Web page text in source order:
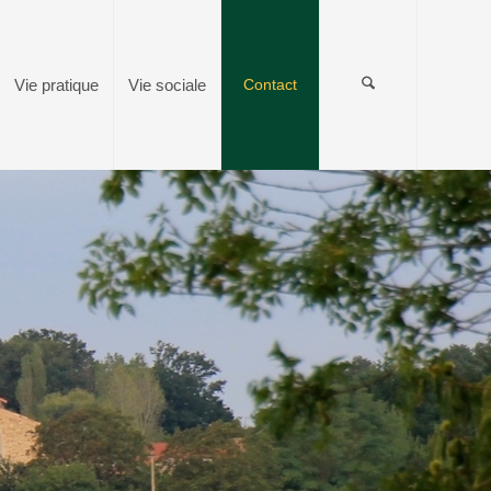
Vie pratique Vie sociale Contact